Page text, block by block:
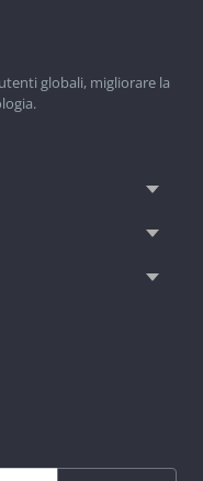
globali, migliorare la